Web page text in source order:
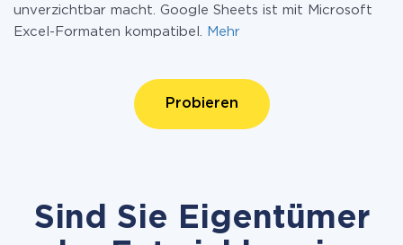
unverzichtbar macht. Google Sheets ist mit Microsoft
Excel-Formaten kompatibel.
Mehr
Probieren
Sind Sie Eigentümer